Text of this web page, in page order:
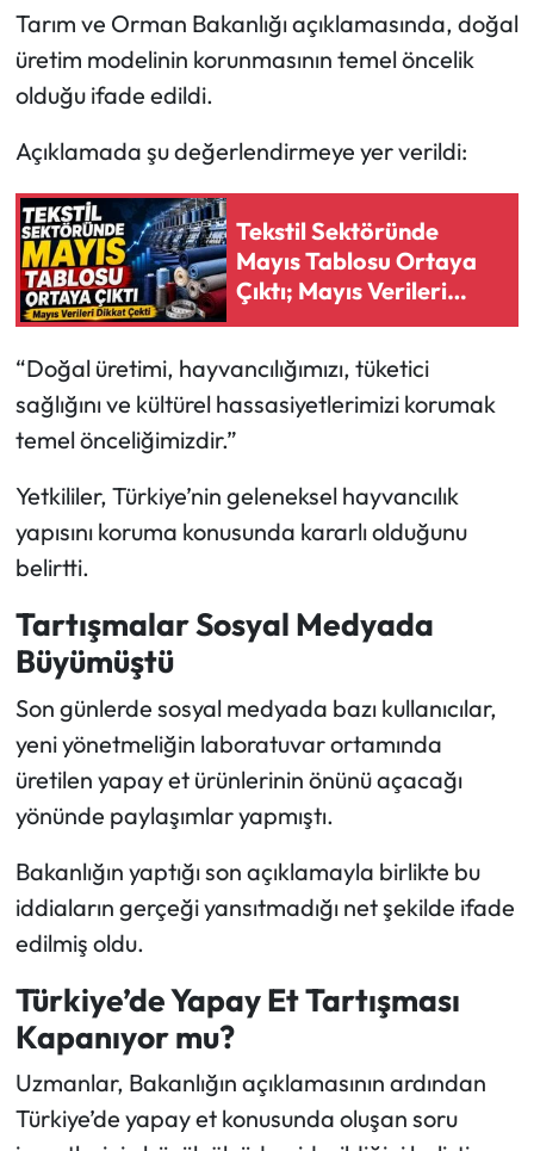
Tarım ve Orman Bakanlığı açıklamasında, doğal
üretim modelinin korunmasının temel öncelik
olduğu ifade edildi.
Açıklamada şu değerlendirmeye yer verildi:
Tekstil Sektöründe
Mayıs Tablosu Ortaya
Çıktı; Mayıs Verileri
Dikkat Çekti
“Doğal üretimi, hayvancılığımızı, tüketici
sağlığını ve kültürel hassasiyetlerimizi korumak
temel önceliğimizdir.”
Yetkililer, Türkiye’nin geleneksel hayvancılık
yapısını koruma konusunda kararlı olduğunu
belirtti.
Tartışmalar Sosyal Medyada
Büyümüştü
Son günlerde sosyal medyada bazı kullanıcılar,
yeni yönetmeliğin laboratuvar ortamında
üretilen yapay et ürünlerinin önünü açacağı
yönünde paylaşımlar yapmıştı.
Bakanlığın yaptığı son açıklamayla birlikte bu
iddiaların gerçeği yansıtmadığı net şekilde ifade
edilmiş oldu.
Türkiye’de Yapay Et Tartışması
Kapanıyor mu?
Uzmanlar, Bakanlığın açıklamasının ardından
Türkiye’de yapay et konusunda oluşan soru